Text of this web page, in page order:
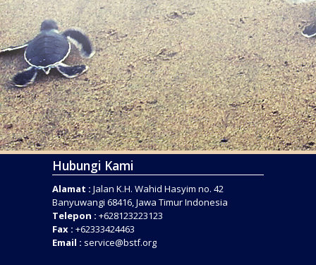
Hubungi Kami
Alamat : Jalan K.H. Wahid Hasyim no. 42
Banyuwangi 68416, Jawa Timur Indonesia
Telepon : +628123223123
Fax : +62333424463
Email : service@bstf.org